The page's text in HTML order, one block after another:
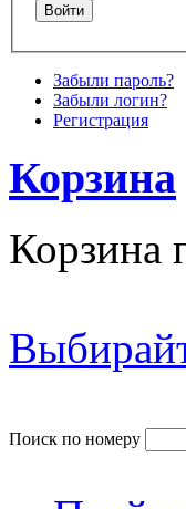
Забыли пароль?
Забыли логин?
Регистрация
Корзина
Корзина
Поиск по номеру